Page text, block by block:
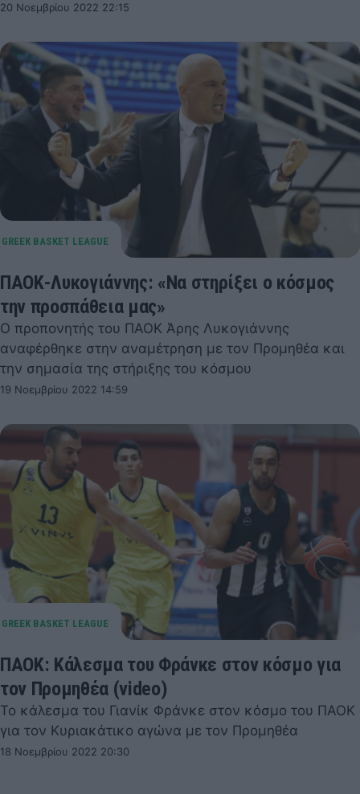
20 Νοεμβρίου 2022 22:15
ΠΑΟΚ-Λυκογιάννης: «Να στηρίξει ο κόσμος
την προσπάθεια μας»
Ο προπονητής του ΠΑΟΚ Άρης Λυκογιάννης
αναφέρθηκε στην αναμέτρηση με τον Προμηθέα και
την σημασία της στήριξης του κόσμου
19 Νοεμβρίου 2022 14:59
ΠΑΟΚ: Κάλεσμα του Φράνκε στον κόσμο για
τον Προμηθέα (video)
Το κάλεσμα του Γιανίκ Φράνκε στον κόσμο του ΠΑΟΚ
για τον Κυριακάτικο αγώνα με τον Προμηθέα
18 Νοεμβρίου 2022 20:30